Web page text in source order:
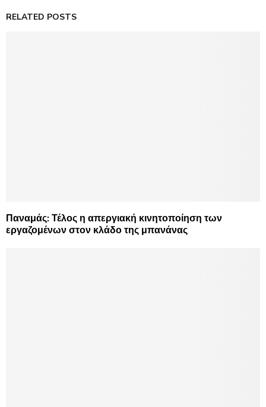
RELATED POSTS
Παναμάς: Τέλος η απεργιακή κινητοποίηση των
εργαζομένων στον κλάδο της μπανάνας